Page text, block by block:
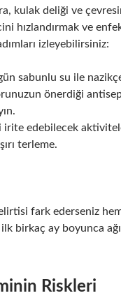
kulak deliği ve
hızlandırmak ve
izleyebilirsiniz:
sabunlu su ile
önerdiği
irite edebilecek
terleme.
fark ederseniz
birkaç ay boyunca
Riskleri